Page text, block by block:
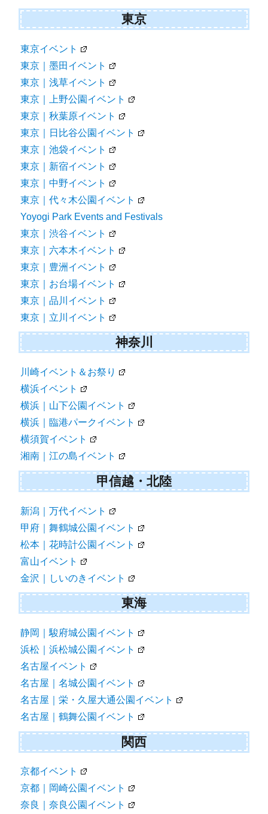
東京
東京イベント
東京｜墨田イベント
東京｜浅草イベント
東京｜上野公園イベント
東京｜秋葉原イベント
東京｜日比谷公園イベント
東京｜池袋イベント
東京｜新宿イベント
東京｜中野イベント
東京｜代々木公園イベント
Yoyogi Park Events and Festivals
東京｜渋谷イベント
東京｜六本木イベント
東京｜豊洲イベント
東京｜お台場イベント
東京｜品川イベント
東京｜立川イベント
神奈川
川崎イベント＆お祭り
横浜イベント
横浜｜山下公園イベント
横浜｜臨港パークイベント
横須賀イベント
湘南｜江の島イベント
甲信越・北陸
新潟｜万代イベント
甲府｜舞鶴城公園イベント
松本｜花時計公園イベント
富山イベント
金沢｜しいのきイベント
東海
静岡｜駿府城公園イベント
浜松｜浜松城公園イベント
名古屋イベント
名古屋｜名城公園イベント
名古屋｜栄・久屋大通公園イベント
名古屋｜鶴舞公園イベント
関西
京都イベント
京都｜岡崎公園イベント
奈良｜奈良公園イベント